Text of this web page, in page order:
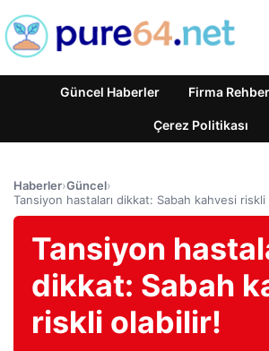
Güncel Haberler Firma
Çerez Politikası
Haberler›Güncel›
Tansiyon hastaları dikkat: Sabah kahvesi riskli
Tansiyon
dikkat: Sabah
riskli olabilir!